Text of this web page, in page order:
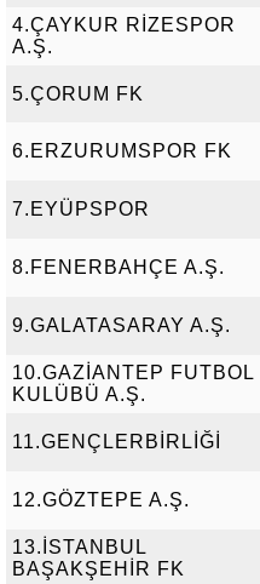
4.ÇAYKUR RİZESPOR
A.Ş.
5.ÇORUM FK
6.ERZURUMSPOR FK
7.EYÜPSPOR
8.FENERBAHÇE A.Ş.
9.GALATASARAY A.Ş.
10.GAZİANTEP FUTBOL
KULÜBÜ A.Ş.
11.GENÇLERBİRLİĞİ
12.GÖZTEPE A.Ş.
13.İSTANBUL
BAŞAKŞEHİR FK